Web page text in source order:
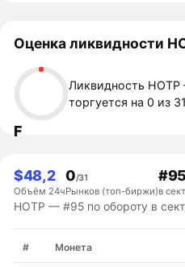
Оценка ликвидности
F
Ликвидность
торгуется на 0 из
$48,2
Объём 24ч
0/31
Рынков (топ-биржи)
#95
в
HOTP — #95 по обороту в
# Монета